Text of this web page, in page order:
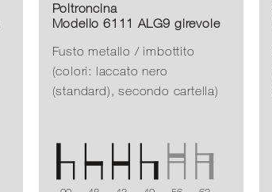
Poltroncina
Modello 6111 ALG9 girevole
Fusto metallo / imbottito
(colori: laccato nero
(standard), secondo cartella)